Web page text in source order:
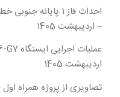
– اردیبهشت 1405
اردیبهشت 1405
تصاویری از پروژه همراه اول –